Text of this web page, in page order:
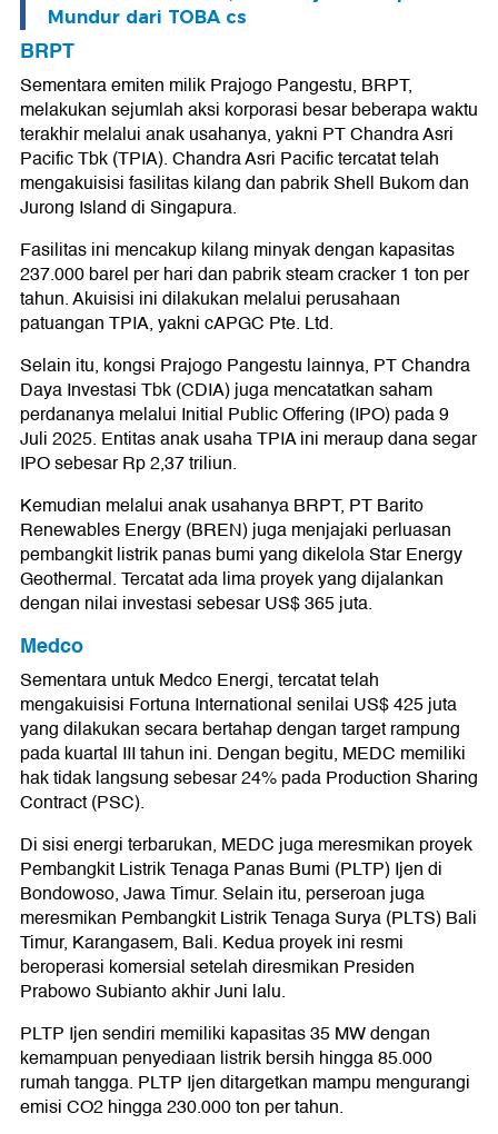
Mundur dari TOBA cs
BRPT
Sementara emiten milik Prajogo Pangestu, BRPT,
melakukan sejumlah aksi korporasi besar beberapa waktu
terakhir melalui anak usahanya, yakni PT Chandra Asri
Pacific Tbk (TPIA). Chandra Asri Pacific tercatat telah
mengakuisisi fasilitas kilang dan pabrik Shell Bukom dan
Jurong Island di Singapura.
Fasilitas ini mencakup kilang minyak dengan kapasitas
237.000 barel per hari dan pabrik steam cracker 1 ton per
tahun. Akuisisi ini dilakukan melalui perusahaan
patuangan TPIA, yakni cAPGC Pte. Ltd.
Selain itu, kongsi Prajogo Pangestu lainnya, PT Chandra
Daya Investasi Tbk (CDIA) juga mencatatkan saham
perdananya melalui Initial Public Offering (IPO) pada 9
Juli 2025. Entitas anak usaha TPIA ini meraup dana segar
IPO sebesar Rp 2,37 triliun.
Kemudian melalui anak usahanya BRPT, PT Barito
Renewables Energy (BREN) juga menjajaki perluasan
pembangkit listrik panas bumi yang dikelola Star Energy
Geothermal. Tercatat ada lima proyek yang dijalankan
dengan nilai investasi sebesar US$ 365 juta.
Medco
Sementara untuk Medco Energi, tercatat telah
mengakuisisi Fortuna International senilai US$ 425 juta
yang dilakukan secara bertahap dengan target rampung
pada kuartal III tahun ini. Dengan begitu, MEDC memiliki
hak tidak langsung sebesar 24% pada Production Sharing
Contract (PSC).
Di sisi energi terbarukan, MEDC juga meresmikan proyek
Pembangkit Listrik Tenaga Panas Bumi (PLTP) Ijen di
Bondowoso, Jawa Timur. Selain itu, perseroan juga
meresmikan Pembangkit Listrik Tenaga Surya (PLTS) Bali
Timur, Karangasem, Bali. Kedua proyek ini resmi
beroperasi komersial setelah diresmikan Presiden
Prabowo Subianto akhir Juni lalu.
PLTP Ijen sendiri memiliki kapasitas 35 MW dengan
kemampuan penyediaan listrik bersih hingga 85.000
rumah tangga. PLTP Ijen ditargetkan mampu mengurangi
emisi CO2 hingga 230.000 ton per tahun.